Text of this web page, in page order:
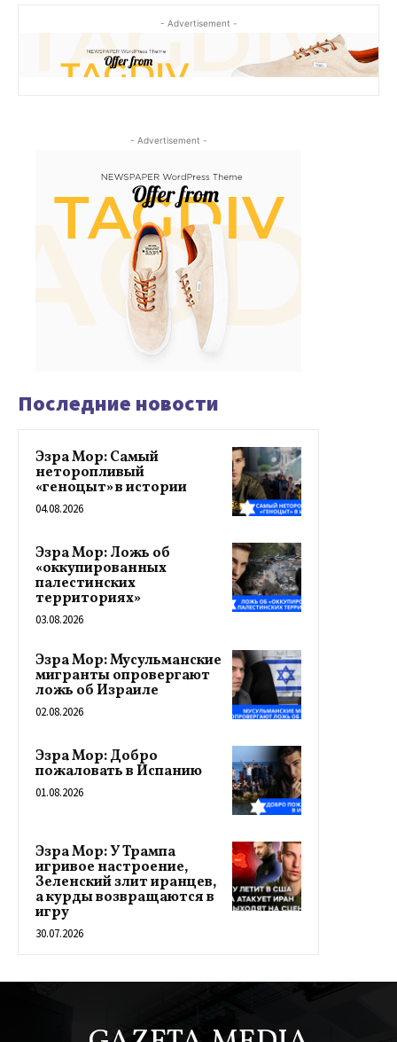
- Advertisement -
- Advertisement -
Последние новости
Эзра Мор: Самый
неторопливый
«геноцыт» в истории
04.08.2026
Эзра Мор: Ложь об
«оккупированных
палестинских
территориях»
03.08.2026
Эзра Мор: Мусульманские
мигранты опровергают
ложь об Израиле
02.08.2026
Эзра Мор: Добро
пожаловать в Испанию
01.08.2026
Эзра Мор: У Трампа
игривое настроение,
Зеленский злит иранцев,
а курды возвращаются в
игру
30.07.2026